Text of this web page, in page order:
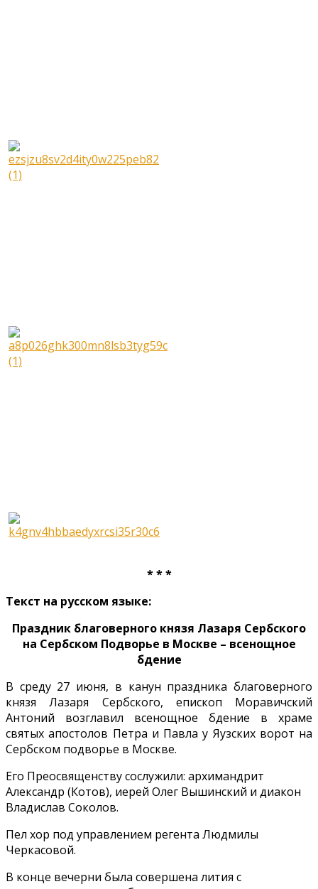
* * *
Текст на русском языке:
Праздник благоверного князя Лазаря Сербского
на Сербском Подворье в Москве – всенощное
бдение
В среду 27 июня, в канун праздника благоверного
князя Лазаря Сербского, епископ Моравичский
Антоний возглавил всенощное бдение в храме
святых апостолов Петра и Павла у Яузских ворот на
Сербском подворье в Москве.
Его Преосвященству сослужили: архимандрит
Александр (Котов), иерей Олег Вышинский и диакон
Владислав Соколов.
Пел хор под управлением регента Людмилы
Черкасовой.
В конце вечерни была совершена лития с